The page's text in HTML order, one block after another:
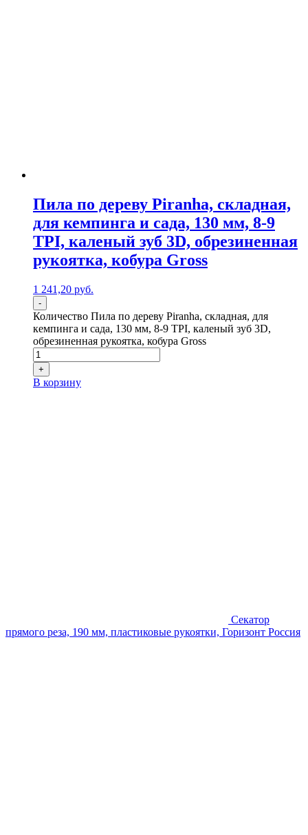
Пила по дереву Piranha, складная,
для кемпинга и сада, 130 мм, 8-9
TPI, каленый зуб 3D, обрезиненная
рукоятка, кобура Gross
1 241,20 руб.
-
Количество Пила по дереву Piranha, складная, для
кемпинга и сада, 130 мм, 8-9 TPI, каленый зуб 3D,
обрезиненная рукоятка, кобура Gross
+
В корзину
Секатор
прямого реза, 190 мм, пластиковые рукоятки, Горизонт Россия